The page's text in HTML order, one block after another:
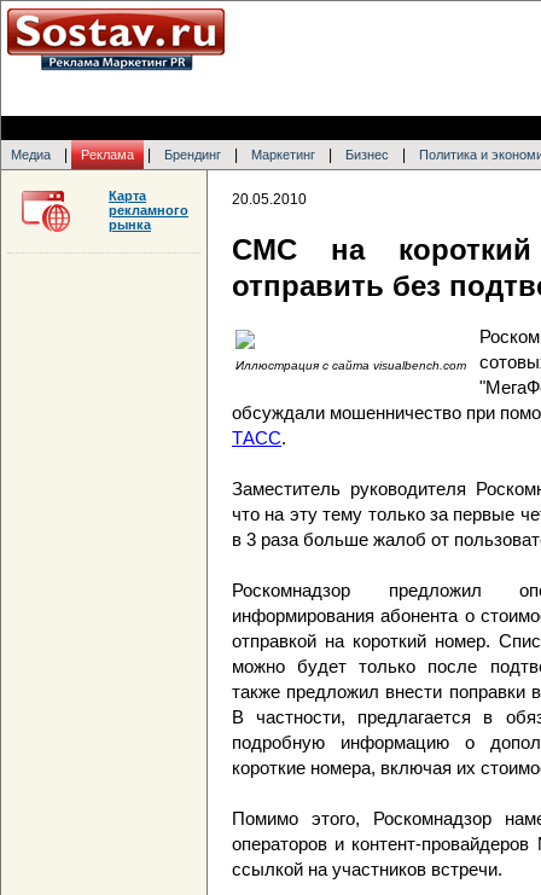
Медиа Реклама Брендинг Маркетинг Бизнес Политика и
20.05.2010
СМС на
отправить без
Иллюстрация с сайта visualbench.com
обсуждали мошенничество при
ТАСС.
Заместитель руководителя
что на эту тему только за первые
в 3 раза больше жалоб от
Роскомнадзор предложил
информирования абонента о
отправкой на короткий номер.
можно будет только после
также предложил внести поправки
В частности, предлагается в
подробную информацию о
короткие номера, включая их
Помимо этого, Роскомнадзор
операторов и контент-
ссылкой на участников встречи.
Карта
рекламного
рынка